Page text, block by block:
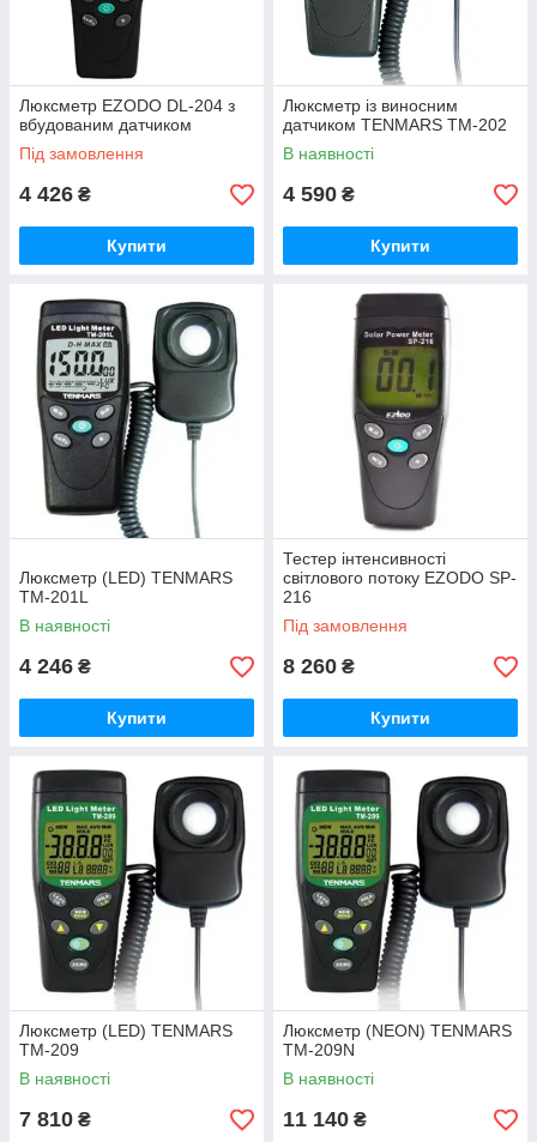
Люксметр EZODO DL-204 з
вбудованим датчиком
Під замовлення
4 426 ₴
Купити
Люксметр із виносним
датчиком TENMARS TM-202
В наявності
4 590 ₴
Купити
Люксметр (LED) TENMARS
TM-201L
В наявності
4 246 ₴
Купити
Тестер інтенсивності
світлового потоку EZODO SP-
216
Під замовлення
8 260 ₴
Купити
Люксметр (LED) TENMARS
TM-209
В наявності
7 810 ₴
Люксметр (NEON) TENMARS
TM-209N
В наявності
11 140 ₴